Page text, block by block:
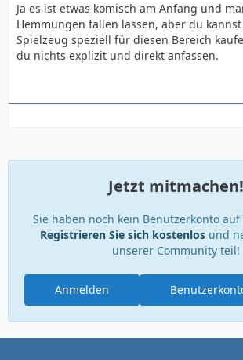
ansonsten komplett incl. Frenulum alles
"Du könntest vielleicht Prostata
damit kriegst du sofern du deine Prostata
Vielleicht ist es aber wirklich eine Lösung
Ja es ist etwas komisch am Anfang und
Hemmungen fallen lassen, aber du
Spielzeug speziell für diesen Bereich
du nichts explizit und direkt anfassen.
Jetzt mitmachen!
Sie haben noch kein Benutzerkonto auf
Registrieren Sie sich kostenlosund
unserer Community teil!
Anmelden